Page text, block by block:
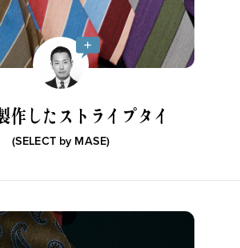
作したストライプタイ
(SELECT by MASE)